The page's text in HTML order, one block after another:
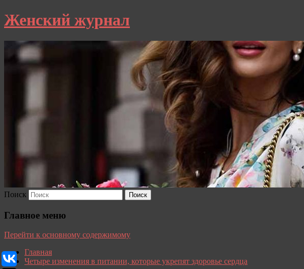
Женский журнал
Поиск
Главное меню
Перейти к основному содержимому
Главная
Четыре изменения в питании, которые укрепят здоровье сердца